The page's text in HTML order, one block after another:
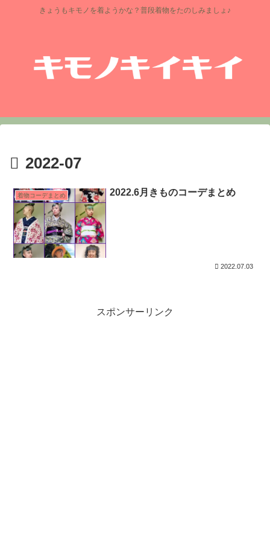
きょうもキモノを着ようかな？普段着物をたのしみましょ♪
2022-07
着物コーデまとめ 2022.6月きものコーデまとめ
2022.07.03
スポンサーリンク